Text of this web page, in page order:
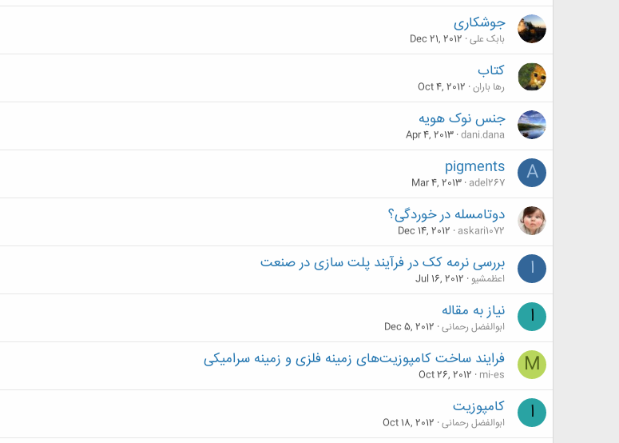
جوشکاری
بابک علی Dec 21, 2012
کتاب
رها باران Oct 4, 2012
جنس نوک هویه
dani.dana
Apr 4, 2013
A
pigments
adel267
Mar 4, 2013
دوتامسله در خوردگی؟
askari1072
Dec 14, 2012
ا بررسی نرمه کک در فرآیند پلت سازی در صنعت
اعظمشیو Jul 16, 2012
ا نیاز به مقاله
ابوالفضل رحمانی Dec 5, 2012
M فرایند ساخت کامپوزیت‌های زمینه فلزی و زمینه سرامیکی
mi-es
Oct 26, 2012
ا کامپوزیت
ابوالفضل رحمانی Oct 18, 2012